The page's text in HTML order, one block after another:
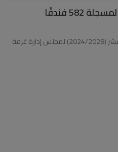
582 فندقًا
كشف التقرير السنوي للدورة الثامنة عشر (2024/2028) لمجلس إدارة غرفة